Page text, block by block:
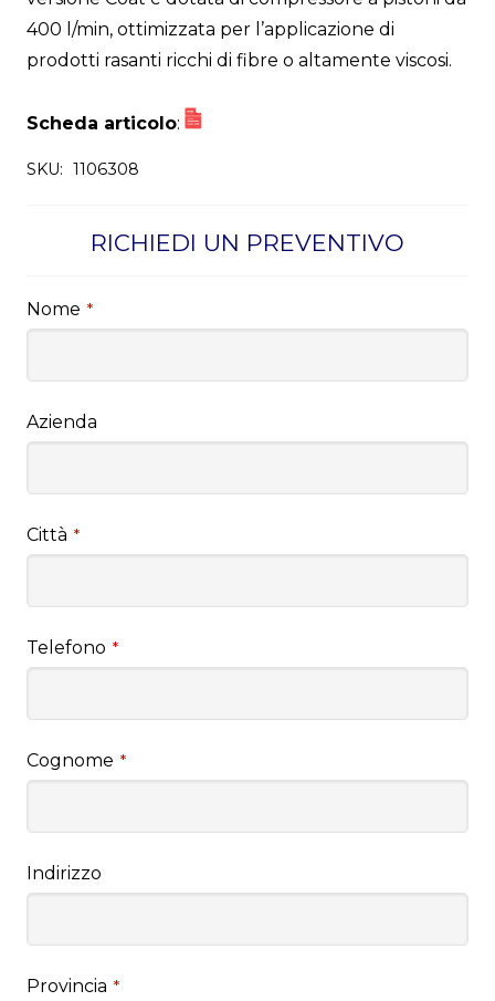
400 l/min, ottimizzata per l’applicazione di
prodotti rasanti ricchi di fibre o altamente viscosi.
Scheda articolo:
SKU: 1106308
RICHIEDI UN PREVENTIVO
Nome *
Azienda
Città *
Telefono *
Cognome *
Indirizzo
Provincia *